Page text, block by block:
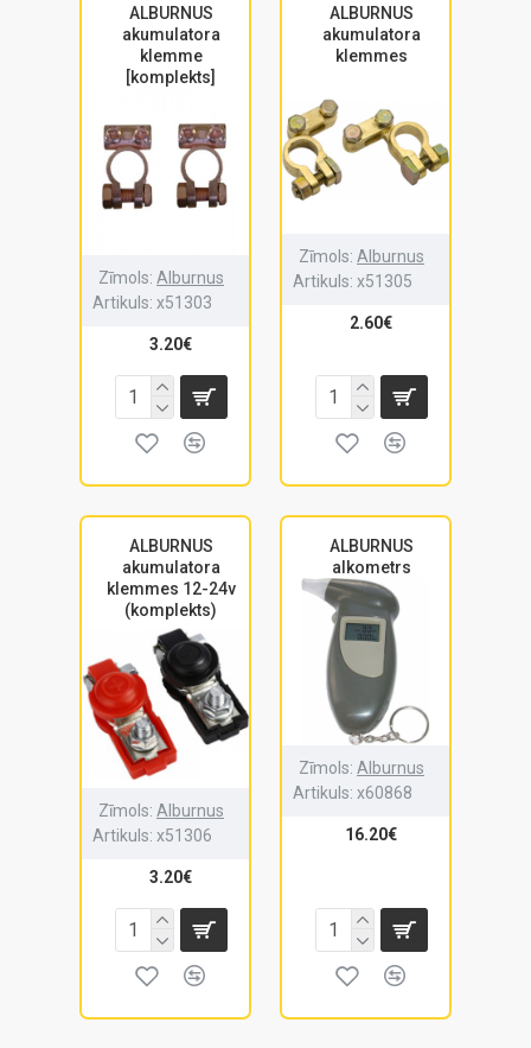
ALBURNUS
akumulatora
klemme
[komplekts]
Zīmols: Alburnus
Artikuls: x51303
3.20€
ALBURNUS
akumulatora
klemmes
Zīmols: Alburnus
Artikuls: x51305
2.60€
ALBURNUS
akumulatora
klemmes 12-24v
(komplekts)
Zīmols: Alburnus
Artikuls: x51306
3.20€
ALBURNUS
alkometrs
Zīmols: Alburnus
Artikuls: x60868
16.20€